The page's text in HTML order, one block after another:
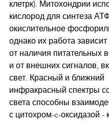
клетрк). Митохондрии
кислород для синтеза
окислительное
однако их работа зависит
от наличия питательных
и от внешних сигналов,
свет. Красный и ближний
инфракрасный спектры
света способны
с цитохром-c-оксидазой